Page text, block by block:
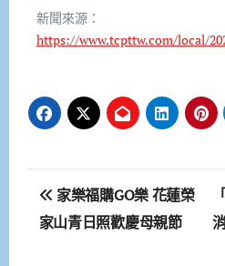
新聞來源：
https://www.tcpttw.com/local/
文
章
家樂福購GO樂 花蓮榮
家山青日照歡慶母親節